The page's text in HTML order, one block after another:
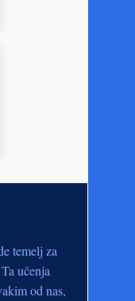
temelj za
učenja
od nas,